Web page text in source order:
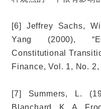
[6] Jeffrey Sachs,
Yang (2000),
Constitutional
Finance, Vol. 1, No. 2,
[7] Summers, L.
Blanchard, K. A.